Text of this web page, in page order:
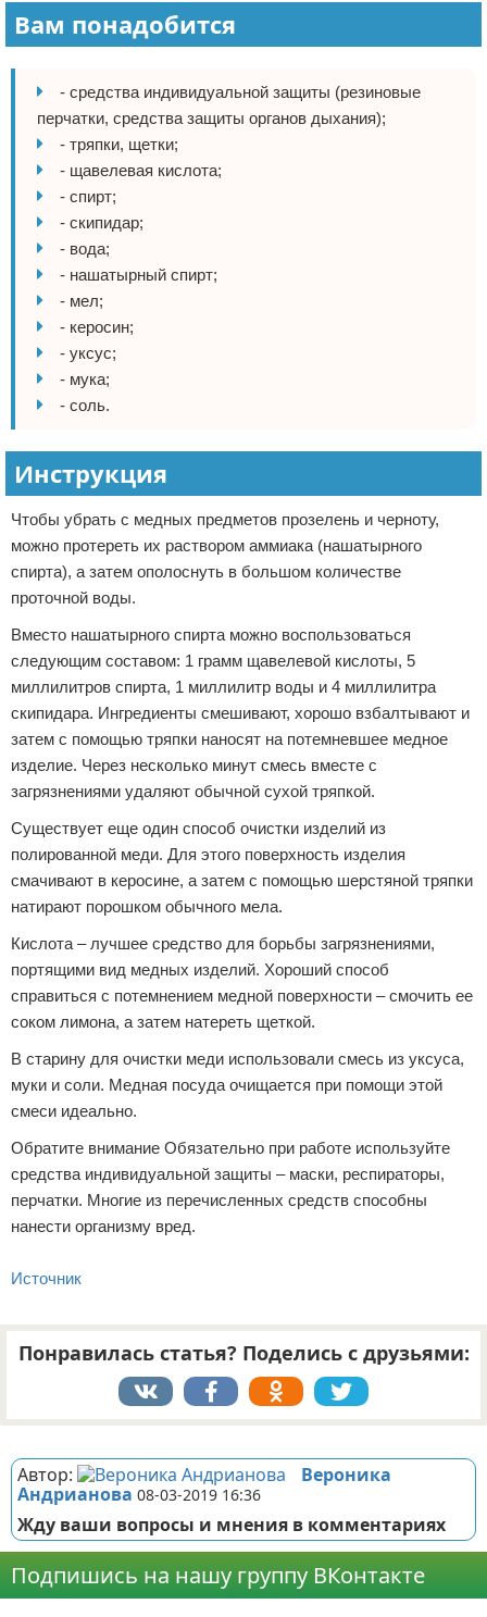
Вам понадобится
- средства индивидуальной защиты (резиновые
перчатки, средства защиты органов дыхания);
- тряпки, щетки;
- щавелевая кислота;
- спирт;
- скипидар;
- вода;
- нашатырный спирт;
- мел;
- керосин;
- уксус;
- мука;
- соль.
Инструкция
Чтобы убрать с медных предметов прозелень и черноту,
можно протереть их раствором аммиака (нашатырного
спирта), а затем ополоснуть в большом количестве
проточной воды.
Вместо нашатырного спирта можно воспользоваться
следующим составом: 1 грамм щавелевой кислоты, 5
миллилитров спирта, 1 миллилитр воды и 4 миллилитра
скипидара. Ингредиенты смешивают, хорошо взбалтывают и
затем с помощью тряпки наносят на потемневшее медное
изделие. Через несколько минут смесь вместе с
загрязнениями удаляют обычной сухой тряпкой.
Существует еще один способ очистки изделий из
полированной меди. Для этого поверхность изделия
смачивают в керосине, а затем с помощью шерстяной тряпки
натирают порошком обычного мела.
Кислота – лучшее средство для борьбы загрязнениями,
портящими вид медных изделий. Хороший способ
справиться с потемнением медной поверхности – смочить ее
соком лимона, а затем натереть щеткой.
В старину для очистки меди использовали смесь из уксуса,
муки и соли. Медная посуда очищается при помощи этой
смеси идеально.
Обратите внимание Обязательно при работе используйте
средства индивидуальной защиты – маски, респираторы,
перчатки. Многие из перечисленных средств способны
нанести организму вред.
Источник
Понравилась статья? Поделись с друзьями:
Автор:
Вероника
Андрианова 08-03-2019 16:36
Жду ваши вопросы и мнения в комментариях
Подпишись на нашу группу ВКонтакте